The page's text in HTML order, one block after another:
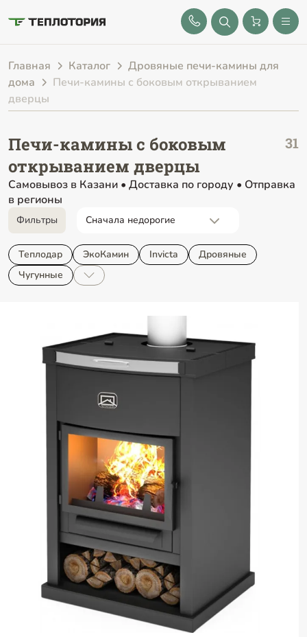
8 (843) 212-25-32
Главная Каталог
Дровяные печи-камины для
дома
Печи-камины с боковым открыванием
дверцы
Печи-камины с боковым
открыванием дверцы
Самовывоз в Казани • Доставка по городу • Отправка
в регионы
Фильтры
Теплодар ЭкоКамин Invicta
Дровяные
Чугунные